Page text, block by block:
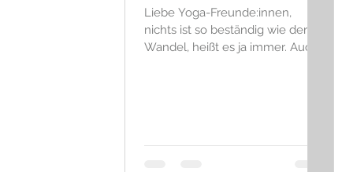
Liebe Yoga-Freunde:innen,
nichts ist so beständig wie der
Wandel, heißt es ja immer. Auch
Wochenenden erhalten! 😊